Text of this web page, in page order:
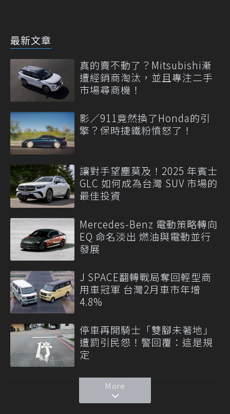
最新文章
真的賣不動了？Mitsubishi漸
遭經銷商淘汰，並且專注二手
市場尋商機！
影／911竟然換了Honda的引
擎？保時捷鐵粉憤怒了！
讓對手望塵莫及！2025 年賓士
GLC 如何成為台灣 SUV 市場的
最佳投資
Mercedes-Benz 電動策略轉向
EQ 命名淡出 燃油與電動並行
發展
J SPACE翻轉戰局奪回輕型商
用車冠軍 台灣2月車市年增
4.8%
停車再開騎士「雙腳未著地」
遭罰引民怨！警回覆：這是規
定
More